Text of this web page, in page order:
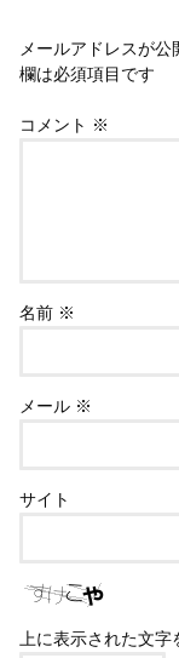
メールアドレスが公
欄は必須項目です
コメント ※
名前 ※
メール ※
サイト
上に表示された文字